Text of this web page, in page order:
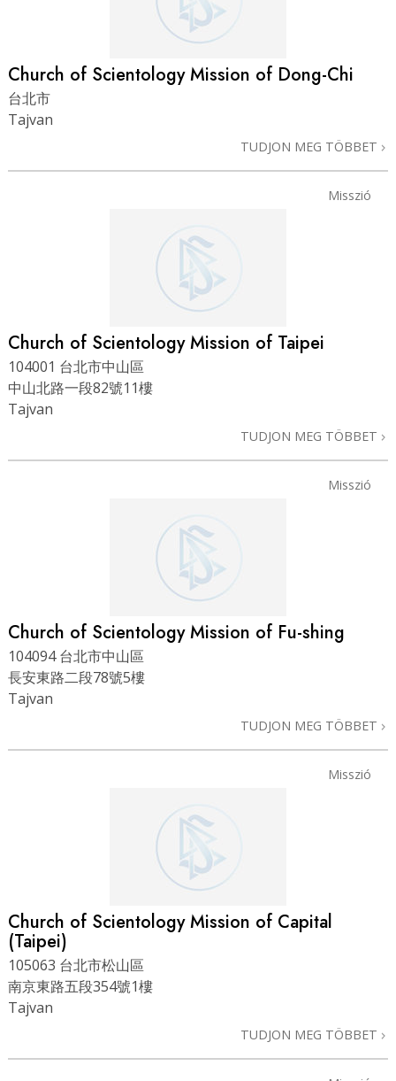
Church of Scientology Mission of Dong-Chi
台北市
Tajvan
TUDJON MEG TÖBBET
Misszió
Church of Scientology Mission of Taipei
104001 台北市中山區
中山北路一段82號11樓
Tajvan
TUDJON MEG TÖBBET
Misszió
Church of Scientology Mission of Fu-shing
104094 台北市中山區
長安東路二段78號5樓
Tajvan
TUDJON MEG TÖBBET
Misszió
Church of Scientology Mission of Capital
(Taipei)
105063 台北市松山區
南京東路五段354號1樓
Tajvan
TUDJON MEG TÖBBET